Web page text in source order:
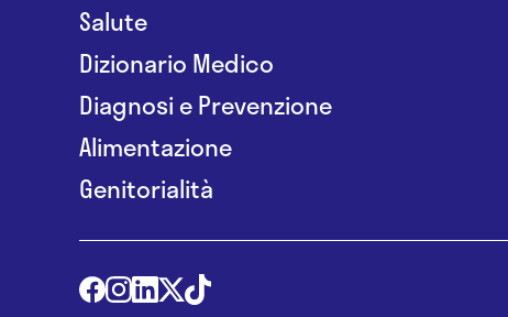
Salute
Dizionario Medico
Diagnosi e Prevenzione
Alimentazione
Genitorialità